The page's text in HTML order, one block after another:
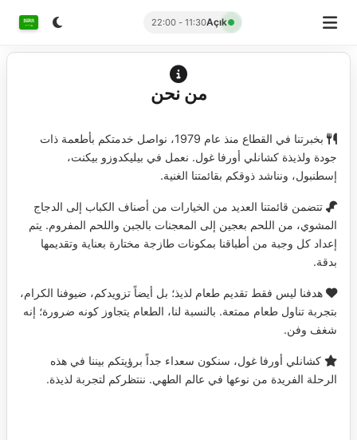
Açık
11:30 - 22:00
من نحن
بخبرتنا في القطاع منذ عام 1979، نواصل خدمتكم بأطعمة ذات
جودة ولذيذة كشانلي أورفا غول. نعمل في بيليكدوزو بيكنت،
إسطنبول، ونناشد ذوقكم بقائمتنا الغنية.
تتضمن قائمتنا العديد من الخيارات من أصناف الكباب إلى الدجاج
المشوي، من اللحم بعجين إلى المعجنات بالجبن واللحم المفروم. يتم
إعداد كل وجبة من أطباقنا بمكونات طازجة مختارة بعناية وتقديمها
بدقة.
هدفنا ليس فقط تقديم طعام لذيذ؛ بل أيضاً تزويدكم، ضيوفنا الكرام،
بتجربة تناول طعام ممتعة. بالنسبة لنا، الطعام يتجاوز كونه ضرورة؛ إنه
شغف وفن.
كشانلي أورفا غول، سنكون سعداء جداً برؤيتكم بيننا في هذه
الرحلة الفريدة من نوعها في عالم الطهي. ننتظركم لتجربة لذيذة.